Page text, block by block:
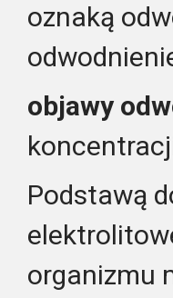
oznaką
objawy
Podstawą
organizmu